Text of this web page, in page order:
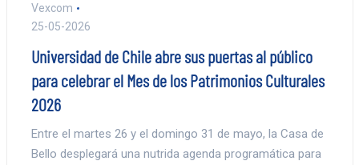
Vexcom
25-05-2026
Universidad de Chile abre sus puertas al público
para celebrar el Mes de los Patrimonios Culturales
2026
Entre el martes 26 y el domingo 31 de mayo, la Casa de
Bello desplegará una nutrida agenda programática para